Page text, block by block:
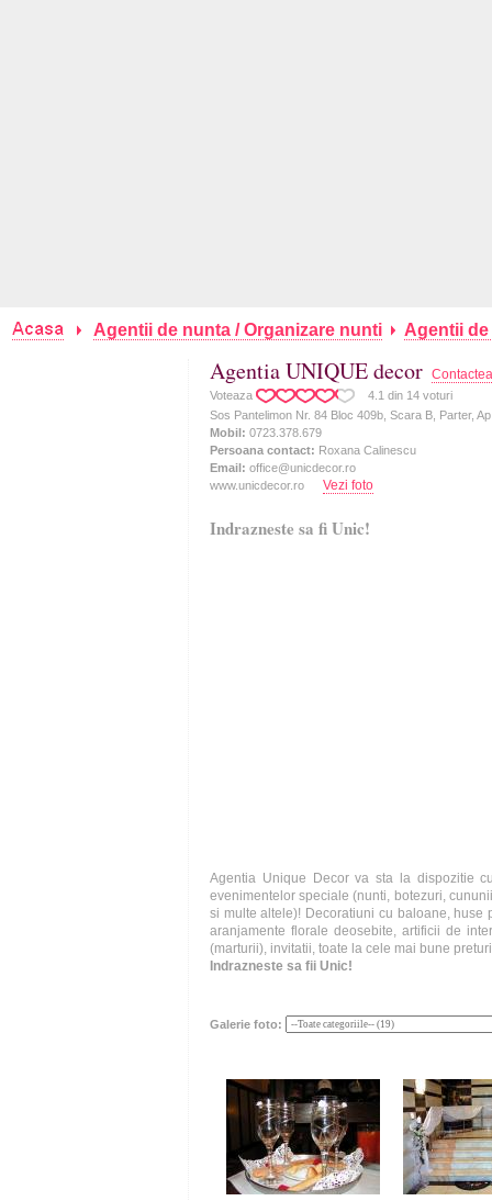
Agentii de nunta / Organizare nunti Agentii
Agentia UNIQUE decor
Voteaza 4.1 din 14voturi
Sos Pantelimon Nr. 84 Bloc 409b, Scara B, Parter,
Mobil: 0723.378.679
Persoana contact: Roxana Calinescu
Email: office@unicdecor.ro
www.unicdecor.ro
Vezi foto
Indrazneste sa fi Unic!
Agentia Unique Decor va sta la dispozitie
evenimentelor speciale (nunti, botezuri,
si multe altele)! Decoratiuni cu baloane, huse
aranjamente florale deosebite, artificii de
(marturii), invitatii, toate la cele mai bune
Indrazneste sa fii Unic!
Galerie foto: